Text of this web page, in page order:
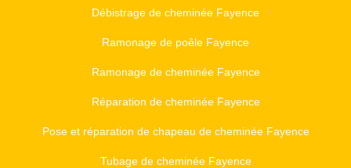
Débistrage de cheminée Fayence
Ramonage de poêle Fayence
Ramonage de cheminée Fayence
Réparation de cheminée Fayence
Pose et réparation de chapeau de cheminée Fayence
Tubage de cheminée Fayence